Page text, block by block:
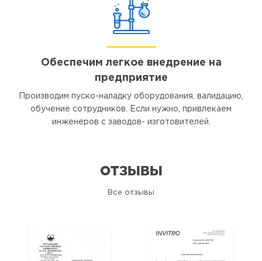
Обеспечим легкое внедрение на
предприятие
Производим пуско-наладку оборудования, валидацию,
обучение сотрудников. Если нужно, привлекаем
инженеров с заводов- изготовителей.
ОТЗЫВЫ
Все отзывы